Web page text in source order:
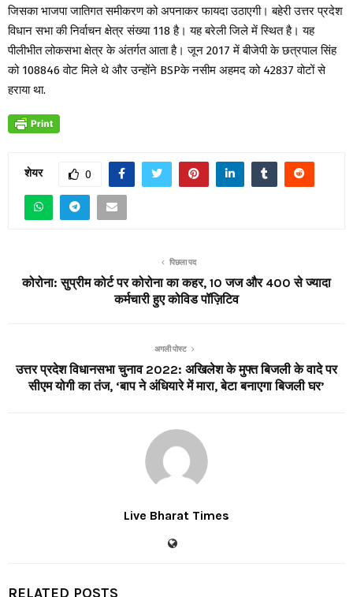
जिसका भाजपा जातिगत समीकरण को अपनाकर फायदा उठाएगी। बहेरी उत्तर प्रदेश
विधान सभा की निर्वाचन क्षेत्र संख्या 118 है। यह बरेली जिले में स्थित है। यह
पीलीभीत लोकसभा क्षेत्र के अंतर्गत आता है। जून 2017 में बीजेपी के छत्रपाल सिंह
को 108846 वोट मिले थे और उन्होंने BSPके नसीम अहमद को 42837 वोटों से
हराया था.
शेयर 0
पिछला पद
कोरोना: सुप्रीम कोर्ट पर कोरोना का कहर, 10 जज और 400 से ज्यादा
कर्मचारी हुए कोविड पॉज़िटिव
अगली पोस्ट
उत्तर प्रदेश विधानसभा चुनाव 2022: अखिलेश के मुफ्त बिजली के वादे पर
सीएम योगी का तंज, ‘बाप ने अंधियारे में मारा, बेटा बनाएगा बिजली घर’
Live Bharat Times
RELATED POSTS